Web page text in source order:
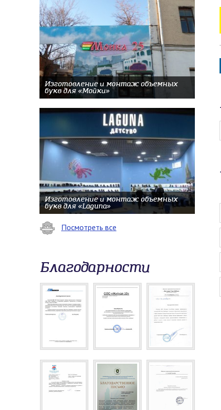
Изготовление и монтаж объемных
букв для «Мойки»
Изготовление и монтаж объемных
букв для «Laguna»
Посмотреть все
Благодарности